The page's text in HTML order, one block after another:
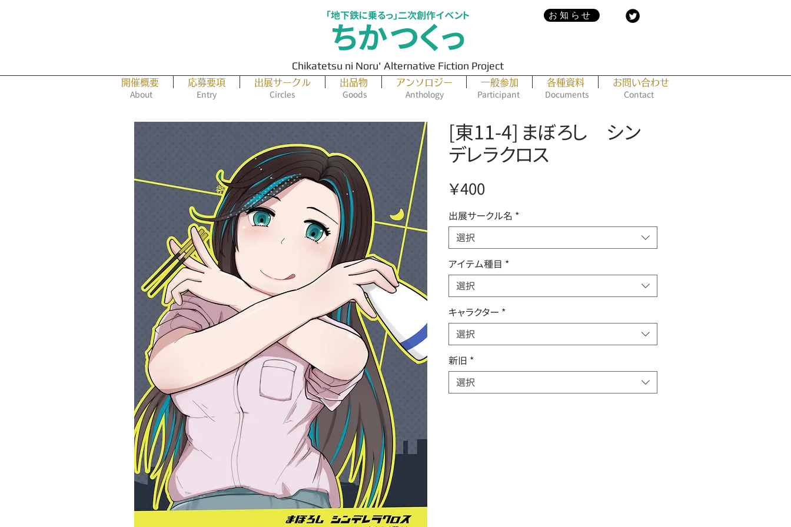
Chikatetsu ni Noru' Alternative Fiction Project
ちかつくっ
「地下鉄に乗るっ」二次創作イベント お知らせ
開催概要 応募要項 出展サークル 出品物 アンソロジー 一般参加 各種資料 お問い合わせ
About Entry Circles Goods Anthology Participant Documents Contact
[東11-4] まぼろし シン
デレラクロス
￥400価
格
出展サークル名 *
選択
アイテム種目 *
選択
キャラクター *
選択
新旧 *
選択